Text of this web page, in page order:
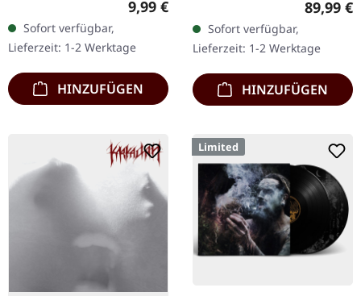
Chaos Records. CD im
Jewelcase. Neuauflage mit
neuem Artwork,…
Regulärer Preis:
9,99 €
Sofort verfügbar,
Lieferzeit: 1-2 Werktage
HINZUFÜGEN
handgearbeitete Holzbox
mit graviertem…
89,99 €
Sofort verfügbar,
Lieferzeit: 1-2 Werktage
HINZUFÜGEN
Limited